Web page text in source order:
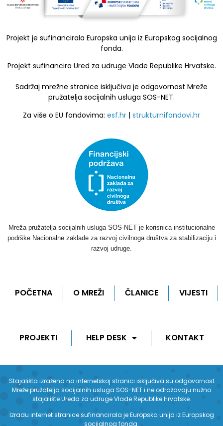
Projekt je sufinancirala Europska unija iz Europskog socijalnog
fonda.
Projekt sufinancira Ured za udruge Vlade Republike Hrvatske.
Sadržaj mrežne stranice isključiva je odgovornost Mreže
pružatelja socijalnih usluga SOS-NET.
Za više o EU fondovima: esf.hr | strukturnifondovi.hr
Mreža pružatelja socijalnih usluga SOS-NET je korisnica institucionalne
podrške Nacionalne zaklade za razvoj civilnoga društva za stabilizaciju i
razvoj udruge.
POČETNA O MREŽI ČLANICE VIJESTI
PROJEKTI HELP DESK KONTAKT
Stajališta izražena na internetskoj stranici isključiva su odgovornost
Mreže pružatelja socijalnih usluga SOS-NET i ne odražavaju nužno
stajalište Ureda za udruge Vlade Republike Hrvatske.
Izradu internet stranice sufinancirala je Europska unija iz Europskog
socijalnog fonda.